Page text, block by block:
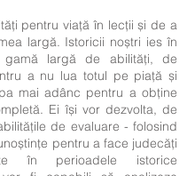
pentru viață în lecții și de a
largă. Istoricii noștri ies în
largă de abilități, de
a nu lua totul pe piață și
mai adânc pentru a obține
Ei își vor dezvolta, de
de evaluare - folosind
pentru a face judecăți
în perioadele istorice